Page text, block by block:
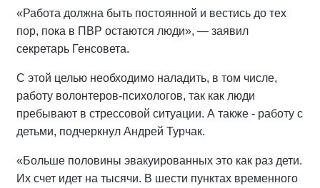
«Работа должна быть постоянной и вестись до тех
пор, пока в ПВР остаются люди», — заявил
секретарь Генсовета.
С этой целью необходимо наладить, в том числе,
работу волонтеров-психологов, так как люди
пребывают в стрессовой ситуации. А также - работу с
детьми, подчеркнул Андрей Турчак.
«Больше половины эвакуированных это как раз дети.
Их счет идет на тысячи. В шести пунктах временного